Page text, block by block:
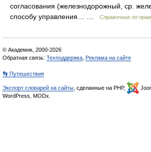
согласования (железнодорожный, ср.
способу управления… …
Справочник по
© Академик, 2000-2026
Обратная связь: Техподдержка Реклама на сайте
👣 Путешествия
Экспорт словарей на сайты , сделанные на PHP,
WordPress, MODx.